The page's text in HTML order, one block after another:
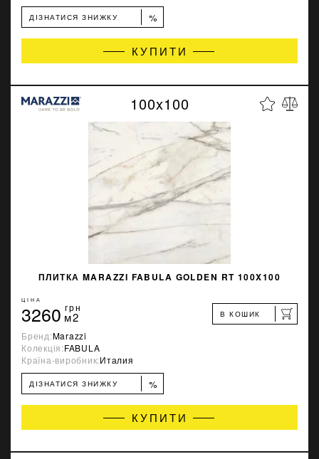
ДІЗНАТИСЯ ЗНИЖКУ %
КУПИТИ
100x100
ПЛИТКА MARAZZI FABULA GOLDEN RT 100X100
ЦІНА
3260 грн
м2 В КОШИК
Бренд:Marazzi
Колекція:FABULA
Країна-виробник:Италия
ДІЗНАТИСЯ ЗНИЖКУ %
КУПИТИ